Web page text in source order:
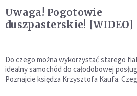
Uwaga! Pogotowie
duszpasterskie! [WIDEO]
Do czego można wykorzystać starego
idealny samochód do całodobowej
Poznajcie księdza Krzysztofa Kaufa.